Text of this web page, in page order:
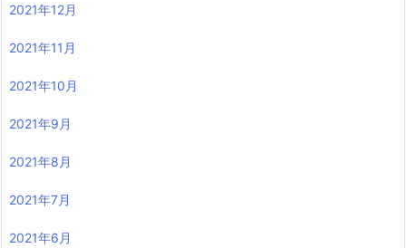
2021年12月
2021年11月
2021年10月
2021年9月
2021年8月
2021年7月
2021年6月